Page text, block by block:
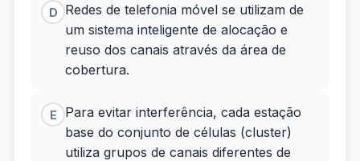
D
Redes de telefonia móvel se utilizam de
um sistema inteligente de alocação e
reuso dos canais através da área de
cobertura.
E
Para evitar interferência, cada estação
base do conjunto de células (cluster)
utiliza grupos de canais diferentes de